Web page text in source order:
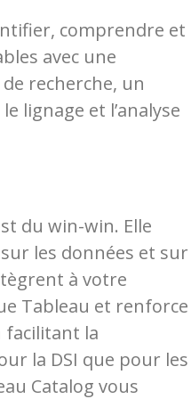
comprendre et
avec une
recherche, un
lignage et l’analyse
du win-win. Elle
les données et sur
à votre
Tableau et renforce
facilitant la
la DSI que pour les
Catalog vous